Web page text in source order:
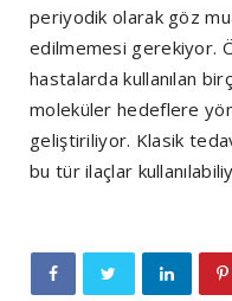
periyodik olarak göz
edilmemesi gerekiyor.
hastalarda kullanılan
moleküler hedeflere
geliştiriliyor. Klasik
bu tür ilaçlar